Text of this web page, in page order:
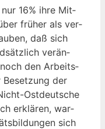
16% ihre Mit­
frü­her als ver­
daß sich
ver­än­
den Arbeits­
der
Ost­deut­sche
erklä­ren, war­
sich